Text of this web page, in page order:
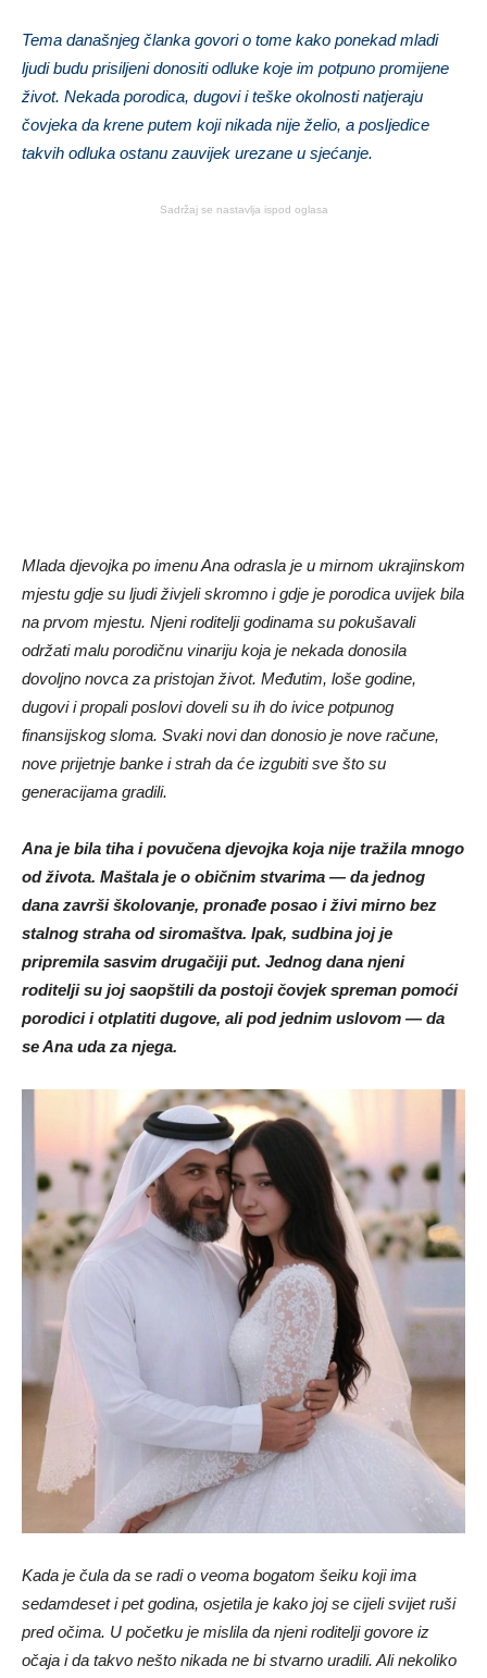
Tema današnjeg članka govori o tome kako ponekad mladi
ljudi budu prisiljeni donositi odluke koje im potpuno promijene
život. Nekada porodica, dugovi i teške okolnosti natjeraju
čovjeka da krene putem koji nikada nije želio, a posljedice
takvih odluka ostanu zauvijek urezane u sjećanje.
Sadržaj se nastavlja ispod oglasa
Mlada djevojka po imenu Ana odrasla je u mirnom ukrajinskom
mjestu gdje su ljudi živjeli skromno i gdje je porodica uvijek bila
na prvom mjestu. Njeni roditelji godinama su pokušavali
održati malu porodičnu vinariju koja je nekada donosila
dovoljno novca za pristojan život. Međutim, loše godine,
dugovi i propali poslovi doveli su ih do ivice potpunog
finansijskog sloma. Svaki novi dan donosio je nove račune,
nove prijetnje banke i strah da će izgubiti sve što su
generacijama gradili.
Ana je bila tiha i povučena djevojka koja nije tražila mnogo
od života. Maštala je o običnim stvarima — da jednog
dana završi školovanje, pronađe posao i živi mirno bez
stalnog straha od siromaštva. Ipak, sudbina joj je
pripremila sasvim drugačiji put. Jednog dana njeni
roditelji su joj saopštili da postoji čovjek spreman pomoći
porodici i otplatiti dugove, ali pod jednim uslovom — da
se Ana uda za njega.
Kada je čula da se radi o veoma bogatom šeiku koji ima
sedamdeset i pet godina, osjetila je kako joj se cijeli svijet ruši
pred očima. U početku je mislila da njeni roditelji govore iz
očaja i da takvo nešto nikada ne bi stvarno uradili. Ali nekoliko